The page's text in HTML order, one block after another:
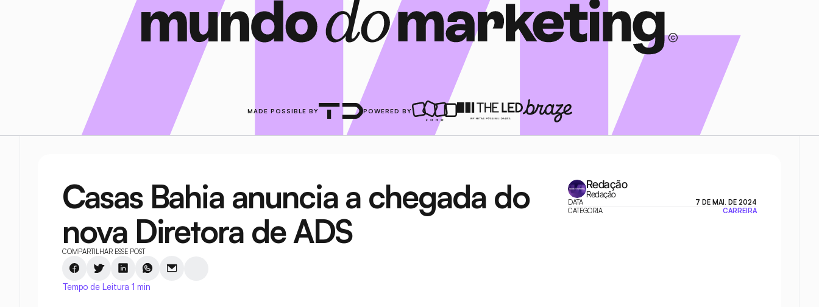
MADE POSSIBLE BY POWERED BY
Casas Bahia anuncia a chegada do
nova Diretora de ADS
COMPARTILHAR ESSE POST
Tempo de Leitura 1 min
Redação
Redação
DATA
7 DE MAI. DE 2024
CATEGORIA
CARREIRA